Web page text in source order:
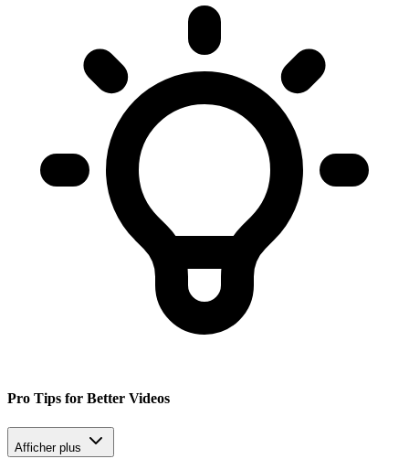
Pro Tips for Better Videos
Afficher plus